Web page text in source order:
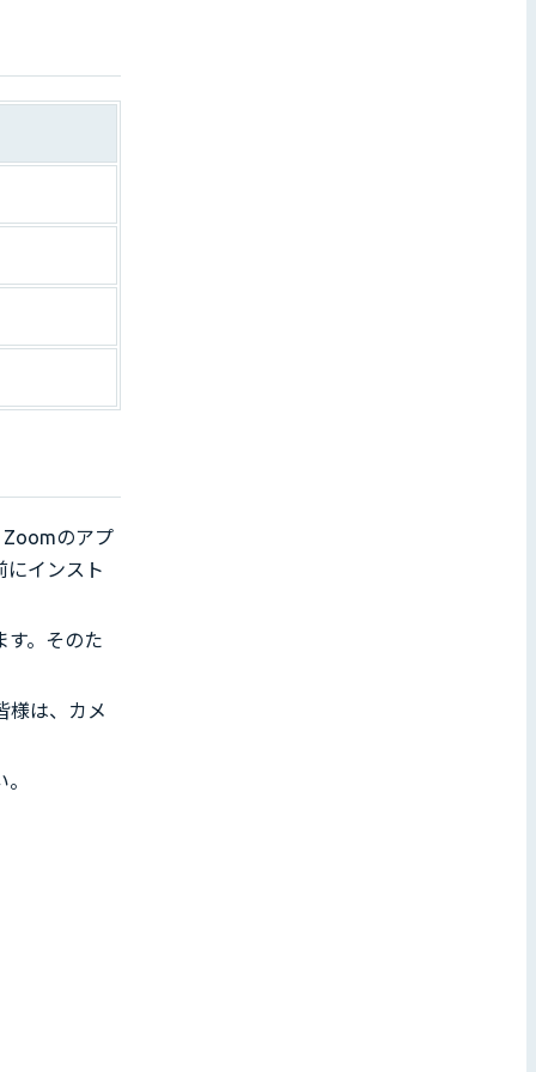
Zoomのアプ
にインスト
す。そのた
様は、カメ